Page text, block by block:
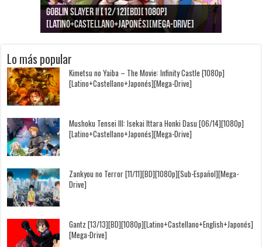
Goblin Slayer II [12/12][BD][1080p]
[Latino+Castellano+Japonés][Mega-Drive]
Jujutsu Kaisen: Kaigyoku/Gyokusetsu [1080p]
[Latino+Japonés][Mega-Drive]
Kimi to, Nami ni Noretara [BD][1080p]
[Latino+Castellano+Japonés][Mega-Drive]
Nukitashi the Animation [11/11+OVAS][BD]
[1080p][Sub-Español][Mega-Drive]
Kimi wa Houkago Insomnia [13/13][BD][1080p]
[Castellano+English+Japonés][Mega-Drive]
Getsuyoubi no Tawawa [12/12+Especiales][BD]
[1080p][Sub-Español][Mega-Drive]
Lo más popular
Kimetsu no Yaiba – The Movie: Infinity Castle [1080p]
[Latino+Castellano+Japonés][Mega-Drive]
Mushoku Tensei III: Isekai Ittara Honki Dasu [06/14][1080p]
[Latino+Castellano+Japonés][Mega-Drive]
Zankyou no Terror [11/11][BD][1080p][Sub-Español][Mega-
Drive]
Gantz [13/13][BD][1080p][Latino+Castellano+English+Japonés]
[Mega-Drive]